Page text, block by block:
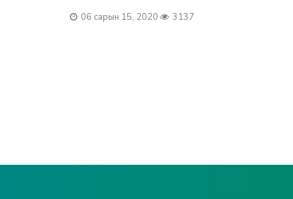
06 сарын 15, 2020 3137